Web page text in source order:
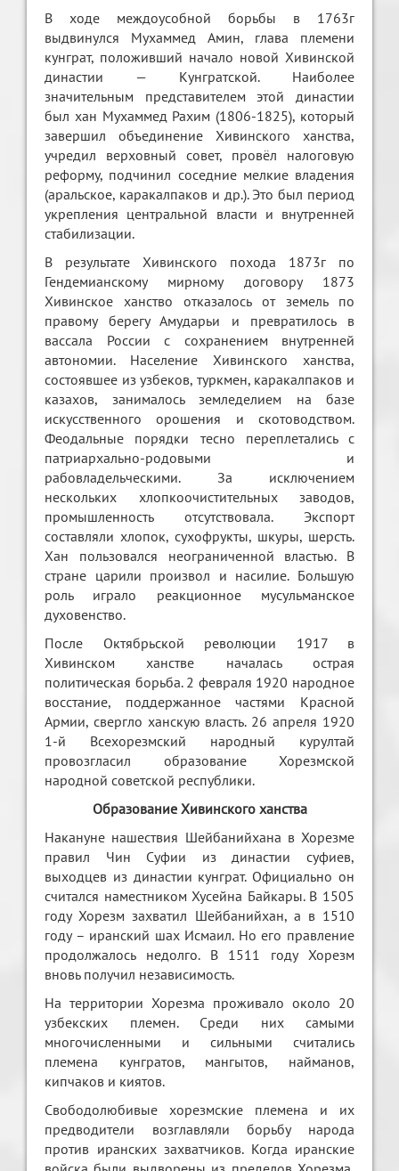
В ходе междоусобной борьбы в 1763г
выдвинулся Мухаммед Амин, глава племени
кунграт, положивший начало новой Хивинской
династии — Кунгратской. Наиболее
значительным представителем этой династии
был хан Мухаммед Рахим (1806-1825), который
завершил объединение Хивинского ханства,
учредил верховный совет, провёл налоговую
реформу, подчинил соседние мелкие владения
(аральское, каракалпаков и др.). Это был период
укрепления центральной власти и внутренней
стабилизации.
В результате Хивинского похода 1873г по
Гендемианскому мирному договору 1873
Хивинское ханство отказалось от земель по
правому берегу Амударьи и превратилось в
вассала России с сохранением внутренней
автономии. Население Хивинского ханства,
состоявшее из узбеков, туркмен, каракалпаков и
казахов, занималось земледелием на базе
искусственного орошения и скотоводством.
Феодальные порядки тесно переплетались с
патриархально-родовыми и
рабовладельческими. За исключением
нескольких хлопкоочистительных заводов,
промышленность отсутствовала. Экспорт
составляли хлопок, сухофрукты, шкуры, шерсть.
Хан пользовался неограниченной властью. В
стране царили произвол и насилие. Большую
роль играло реакционное мусульманское
духовенство.
После Октябрьской революции 1917 в
Хивинском ханстве началась острая
политическая борьба. 2 февраля 1920 народное
восстание, поддержанное частями Красной
Армии, свергло ханскую власть. 26 апреля 1920
1-й Всехорезмский народный курултай
провозгласил образование Хорезмской
народной советской республики.
Образование Хивинского ханства
Накануне нашествия Шейбанийхана в Хорезме
правил Чин Суфии из династии суфиев,
выходцев из династии кунграт. Официально он
считался наместником Хусейна Байкары. В 1505
году Хорезм захватил Шейбанийхан, а в 1510
году – иранский шах Исмаил. Но его правление
продолжалось недолго. В 1511 году Хорезм
вновь получил независимость.
На территории Хорезма проживало около 20
узбекских племен. Среди них самыми
многочисленными и сильными считались
племена кунгратов, мангытов, найманов,
кипчаков и киятов.
Свободолюбивые хорезмские племена и их
предводители возглавляли борьбу народа
против иранских захватчиков. Когда иранские